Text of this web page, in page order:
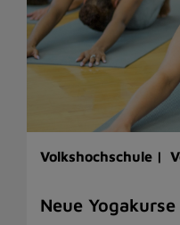
Volkshochschule |
Neue